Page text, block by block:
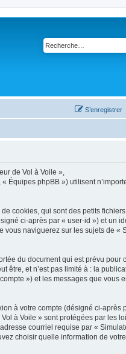
S’enregistrer
de Vol à Voile »,
Équipes phpBB ») utilisent
cookies, qui sont des petits
ci-après par « user-id ») et un
naviguerez sur les sujets de «
du document qui est prévu pour
être, et n’est pas limité à : la
») et les messages que vous
à votre compte (désigné ci-après
à Voile » sont protégées par les
courriel requise par «
choisir quelle information de